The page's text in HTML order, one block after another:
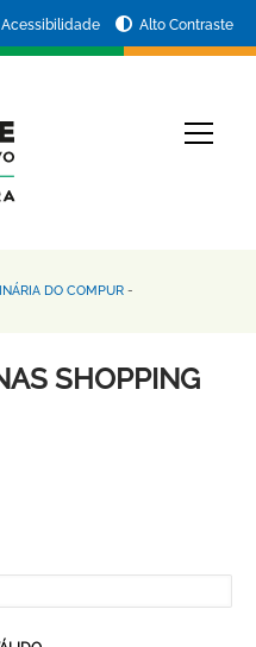
Acessibilidade Alto Contraste
DO COMPUR -
SHOPPING